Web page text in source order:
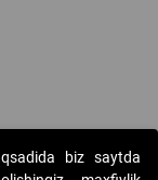
biz saytda